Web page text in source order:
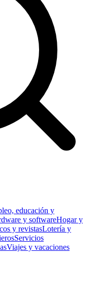
educación y
y softwareHogar y
y revistasLotería y
Servicios
Viajes y vacaciones